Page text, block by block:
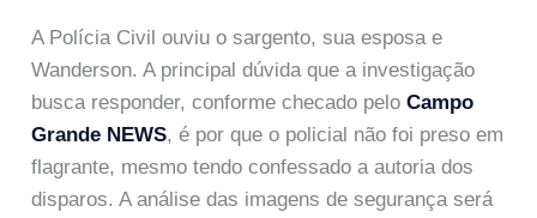
A Polícia Civil ouviu o sargento, sua esposa e
Wanderson. A principal dúvida que a investigação
busca responder, conforme checado peloCampo
Grande NEWS, é por que o policial não foi preso em
flagrante, mesmo tendo confessado a autoria dos
disparos. A análise das imagens de segurança será